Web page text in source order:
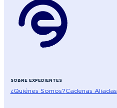
SOBRE EXPEDIENTES
¿Quiénes Somos?Cadenas Aliadas